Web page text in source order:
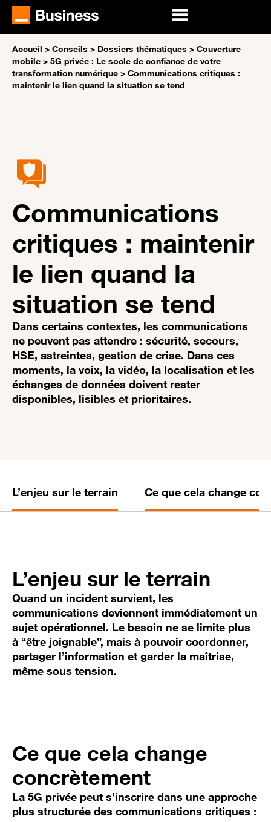
Accueil > Conseils > Dossiers thématiques > Couverture
mobile > 5G privée : Le socle de confiance de votre
transformation numérique > Communications critiques :
maintenir le lien quand la situation se tend
Communications
critiques : maintenir
le lien quand la
situation se tend
Dans certains contextes, les communications
ne peuvent pas attendre : sécurité, secours,
HSE, astreintes, gestion de crise. Dans ces
moments, la voix, la vidéo, la localisation et les
échanges de données doivent rester
disponibles, lisibles et prioritaires.
L’enjeu sur le terrain Ce que cela change
L’enjeu sur le terrain
Quand un incident survient, les
communications deviennent immédiatement un
sujet opérationnel. Le besoin ne se limite plus
à “être joignable”, mais à pouvoir coordonner,
partager l’information et garder la maîtrise,
même sous tension.
Ce que cela change
concrètement
La 5G privée peut s’inscrire dans une approche
plus structurée des communications critiques :